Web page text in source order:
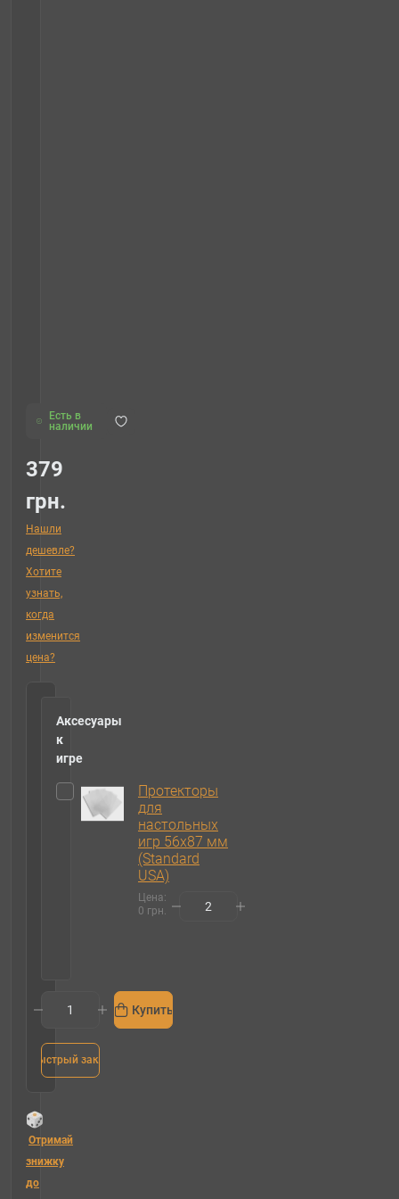
Есть в
наличии
379
грн.
Нашли
дешевле?
Хотите
узнать,
когда
изменится
цена?
Аксесуары
к
игре
Протекторы
для
настольных
игр 56х87 мм
(Standard
USA)
Цена:
0 грн.
Купить
Быстрый заказ
Отримай
знижку
до